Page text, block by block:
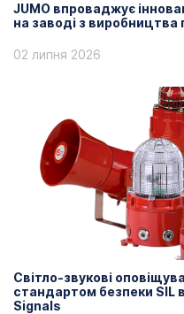
JUMO впроваджує
на заводі з виробництва
02 липня 2026
Світло-звукові
стандартом безпеки SIL
Signals